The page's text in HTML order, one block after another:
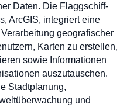
Daten. Die Flaggschiff-
ArcGIS, integriert eine
geografischer
Karten zu erstellen,
sowie Informationen
auszutauschen.
Stadtplanung,
und